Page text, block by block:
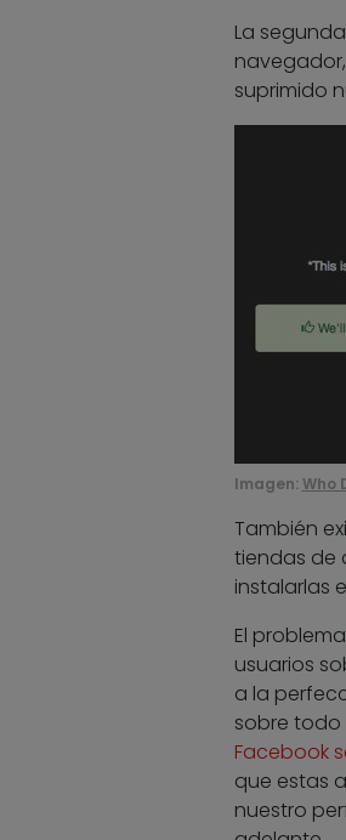
La
suprimido
Imagen: Who
También
tiendas de
instalarlas
El
usuarios
a la
sobre todo
Facebook
que estas
nuestro